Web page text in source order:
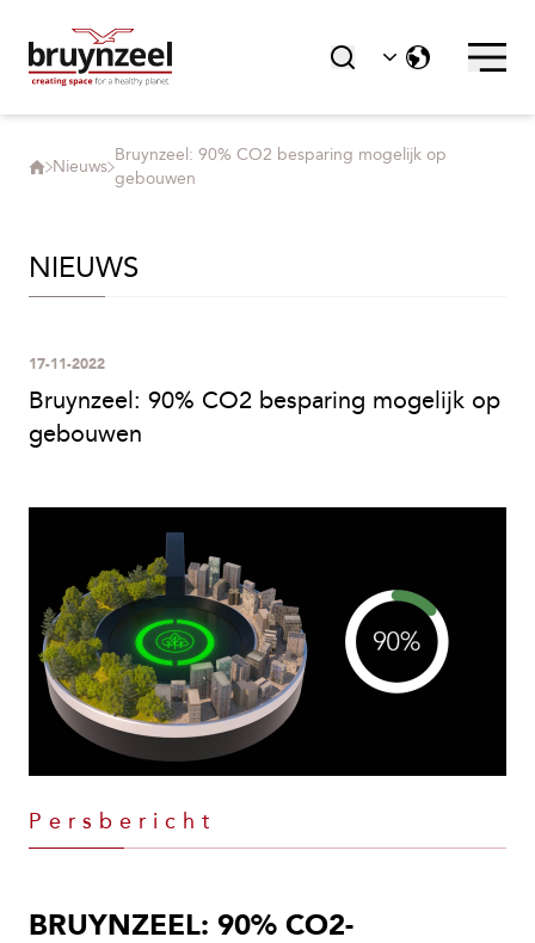
Nieuws
Bruynzeel: 90% CO2 besparing mogelijk op
gebouwen
NIEUWS
Bruynzeel: 90% CO2 besparing mogelijk op
gebouwen
17-11-2022
Persbericht
BRUYNZEEL: 90% CO2-